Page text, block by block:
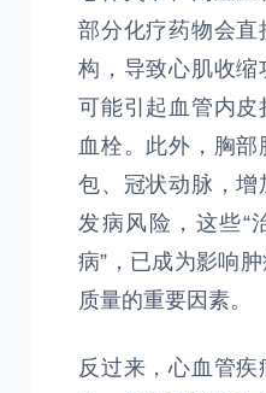
部分化疗药物会
构，导致心肌收缩
可能引起血管内皮
血栓。此外，胸
包、冠状动脉，增
发病风险，这些“
病”，已成为影响
质量的重要因素。
反过来，心血管